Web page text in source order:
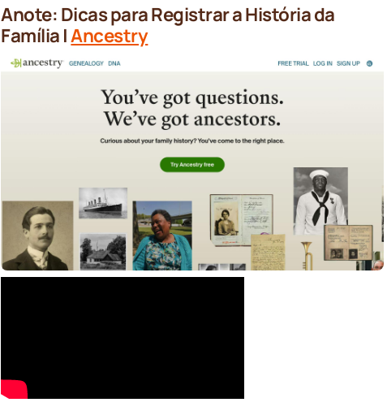
Anote: Dicas para Registrar a História da
Família |Ancestry